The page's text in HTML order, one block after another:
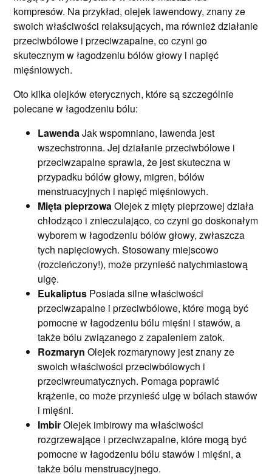
kompresów. Na przykład, olejek lawendowy, znany ze
swoich właściwości relaksujących, ma również działanie
przeciwbólowe i przeciwzapalne, co czyni go
skutecznym w łagodzeniu bólów głowy i napięć
mięśniowych.
Oto kilka olejków eterycznych, które są szczególnie
polecane w łagodzeniu bólu:
LawendaJak wspomniano, lawenda jest
wszechstronna. Jej działanie przeciwbólowe i
przeciwzapalne sprawia, że jest skuteczna w
przypadku bólów głowy, migren, bólów
menstruacyjnych i napięć mięśniowych.
Mięta pieprzowaOlejek z mięty pieprzowej działa
chłodząco i znieczulająco, co czyni go doskonałym
wyborem w łagodzeniu bólów głowy, zwłaszcza
tych napięciowych. Stosowany miejscowo
(rozcieńczony!), może przynieść natychmiastową
ulgę.
Eukaliptus Posiada silne właściwości
przeciwzapalne i przeciwbólowe, które mogą być
pomocne w łagodzeniu bólu mięśni i stawów, a
także bólu związanego z zapaleniem zatok.
Rozmaryn Olejek rozmarynowy jest znany ze
swoich właściwości przeciwbólowych i
przeciwreumatycznych. Pomaga poprawić
krążenie, co może przynieść ulgę w bólach stawów
i mięśni.
ImbirOlejek imbirowy ma właściwości
rozgrzewające i przeciwzapalne, które mogą być
pomocne w łagodzeniu bólu stawów i mięśni, a
także bólu menstruacyjnego.